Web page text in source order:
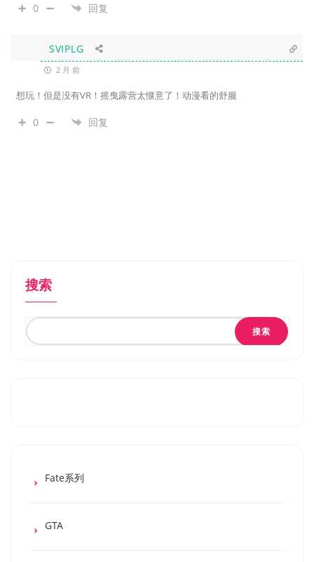
0 回复
SVIPLG
2 月 前
想玩！但是没有VR！摇曳露营太惬意了！动漫看的舒服
0 回复
搜索
搜索
Fate系列
GTA